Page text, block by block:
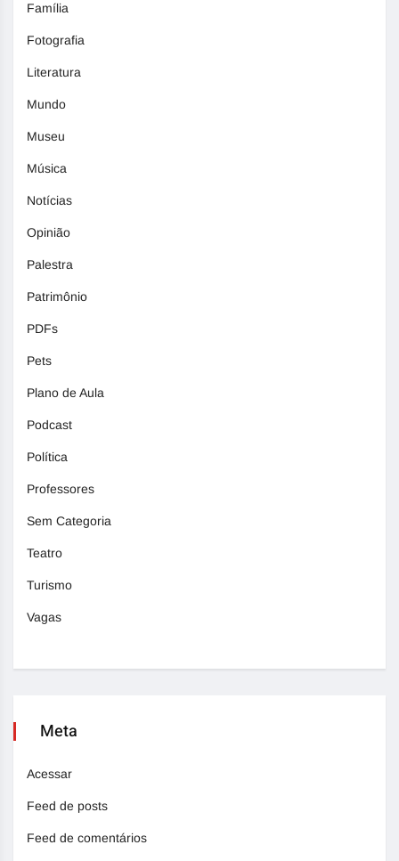
Família
Fotografia
Literatura
Mundo
Museu
Música
Notícias
Opinião
Palestra
Patrimônio
PDFs
Pets
Plano de Aula
Podcast
Política
Professores
Sem Categoria
Teatro
Turismo
Vagas
Meta
Acessar
Feed de posts
Feed de comentários